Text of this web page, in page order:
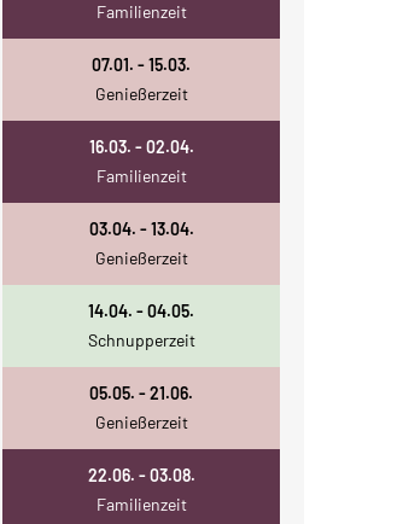
Familienzeit
07.01. - 15.03.
Genießerzeit
16.03. - 02.04.
Familienzeit
03.04. - 13.04.
Genießerzeit
14.04. - 04.05.
Schnupperzeit
05.05. - 21.06.
Genießerzeit
22.06. - 03.08.
Familienzeit